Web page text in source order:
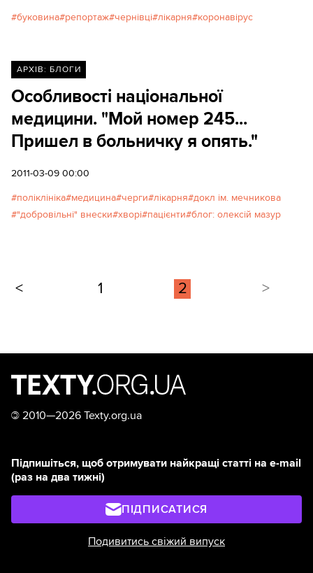
постійно хоче зірвати маску, розповідає інший
утворюватися навіть пролежні. Бажано постійно
бути поруч комусь із персоналу. Якого, на жаль,
бракує.
буковина репортаж чернівці лікарня коронавірус
АРХІВ: БЛОГИ
Особливості національної
медицини. "Мой номер 245...
Пришел в больничку я опять."
2011-03-09 00:00
поліклініка медицина черги лікарня докл ім. мечникова
"добровільні" внески хворі пацієнти блог: олексій мазур
< 1 2 >
© 2010—2026 Texty.org.ua
Підпишіться, щоб отримувати найкращі статті на e-mail
(раз на два тижні)
ПІДПИСАТИСЯ
Подивитись свіжий випуск